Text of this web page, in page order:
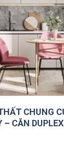
CHUNG
– CĂN